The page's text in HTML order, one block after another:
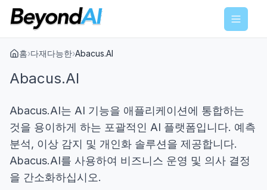
Menu
홈›다재다능한›Abacus.AI
Abacus.AI
Abacus.AI는 AI 기능을 애플리케이션에 통합하는
것을 용이하게 하는 포괄적인 AI 플랫폼입니다. 예측
분석, 이상 감지 및 개인화 솔루션을 제공합니다.
Abacus.AI를 사용하여 비즈니스 운영 및 의사 결정
을 간소화하십시오.